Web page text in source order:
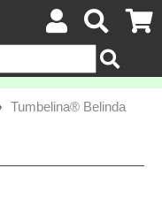
Tumbelina® Belinda